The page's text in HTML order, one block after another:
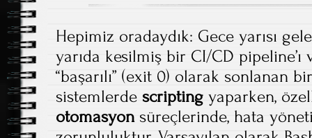
Hepimiz oradaydık: Gece yarısı
yarıda kesilmiş bir CI/CD pipeline’ı
“başarılı” (exit 0) olarak sonlanan
sistemlerde scripting yaparken,
otomasyon süreçlerinde, hata